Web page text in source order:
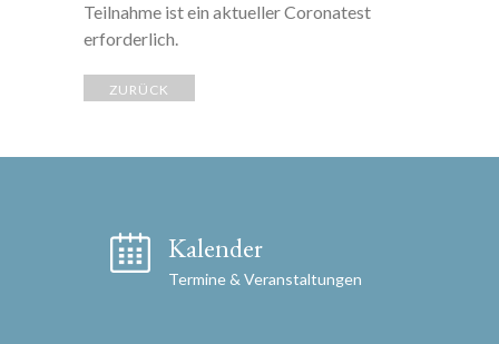
Teilnahme ist ein aktueller Coronatest
erforderlich.
ZURÜCK
Kalender
Termine & Veranstaltungen